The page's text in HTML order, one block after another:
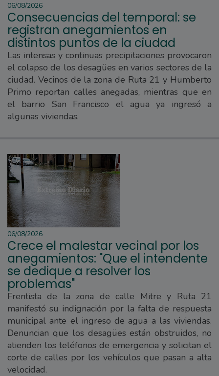
06/08/2026
Consecuencias del temporal: se
registran anegamientos en
distintos puntos de la ciudad
Las intensas y continuas precipitaciones provocaron
el colapso de los desagües en varios sectores de la
ciudad. Vecinos de la zona de Ruta 21 y Humberto
Primo reportan calles anegadas, mientras que en
el barrio San Francisco el agua ya ingresó a
algunas viviendas.
06/08/2026
Crece el malestar vecinal por los
anegamientos: "Que el intendente
se dedique a resolver los
problemas"
Frentista de la zona de calle Mitre y Ruta 21
manifestó su indignación por la falta de respuesta
municipal ante el ingreso de agua a las viviendas.
Denuncian que los desagües están obstruidos, no
atienden los teléfonos de emergencia y solicitan el
corte de calles por los vehículos que pasan a alta
velocidad.